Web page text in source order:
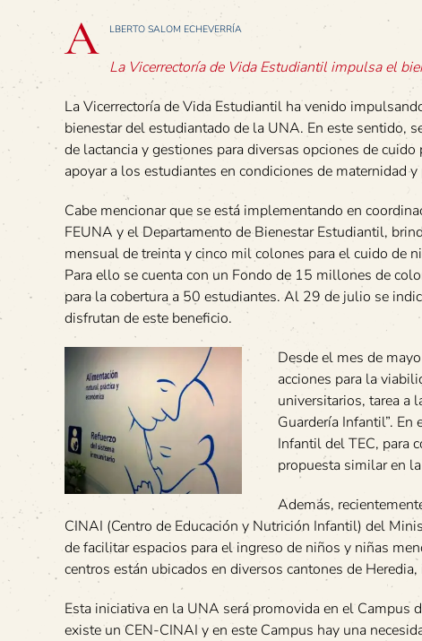
A LBERTO SALOM ECHEVERRÍA
La Vicerrectoría de Vida Estudiantil impulsa el
La Vicerrectoría de Vida Estudiantil ha venido
bienestar del estudiantado de la UNA. En este sentido,
de lactancia y gestiones para diversas opciones de
apoyar a los estudiantes en condiciones de maternidad y
Cabe mencionar que se está implementando en
FEUNA y el Departamento de Bienestar Estudiantil,
mensual de treinta y cinco mil colones para el cuido de
Para ello se cuenta con un Fondo de 15 millones de
para la cobertura a 50 estudiantes. Al 29 de julio se
disfrutan de este beneficio.
Desde el mes de
acciones para la
universitarios, tarea a
Guardería Infantil”.
Infantil del TEC, para
propuesta similar en
Además,
CINAI (Centro de Educación y Nutrición Infantil) del
de facilitar espacios para el ingreso de niños y niñas
centros están ubicados en diversos cantones de
Esta iniciativa en la UNA será promovida en el Campus
existe un CEN-CINAI y en este Campus hay una